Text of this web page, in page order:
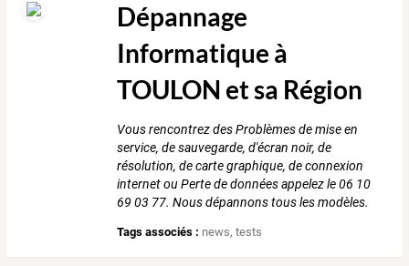
Dépannage
Informatique à
TOULON et sa Région
Vous rencontrez des Problèmes de mise en
service, de sauvegarde, d'écran noir, de
résolution, de carte graphique, de connexion
internet ou Perte de données appelez le 06 10
69 03 77. Nous dépannons tous les modèles.
Tags associés : news,tests